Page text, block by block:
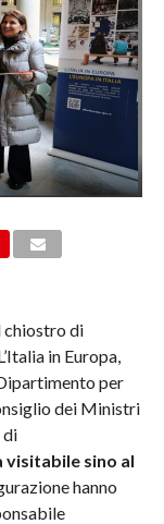
chiostro di
in Europa,
per
dei Ministri
di
visitabile sino al
hanno